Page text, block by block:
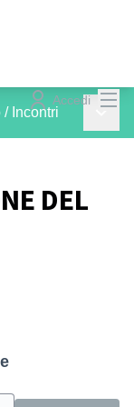
Accedi
/ Incontri
DEL